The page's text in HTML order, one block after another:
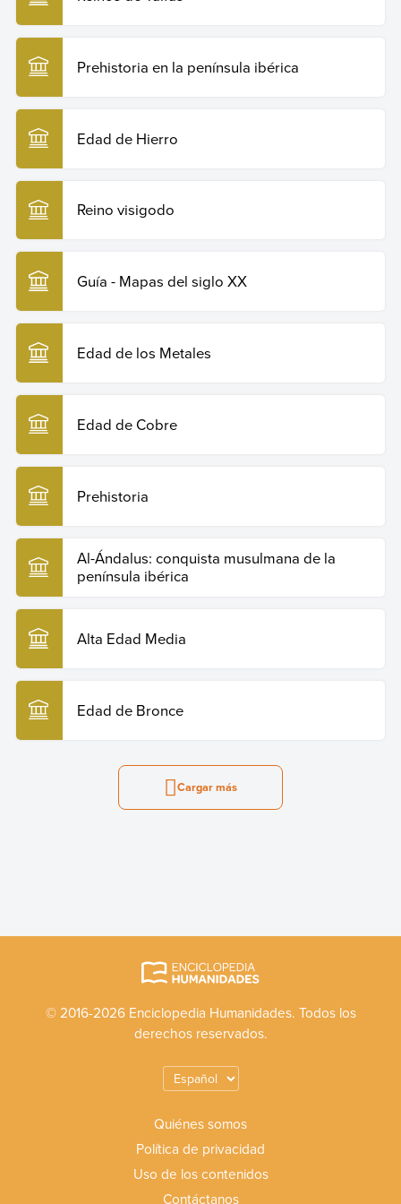
Prehistoria en la península ibérica
Edad de Hierro
Reino visigodo
Guía - Mapas del siglo XX
Edad de los Metales
Edad de Cobre
Prehistoria
Al-Ándalus: conquista musulmana de la
península ibérica
Alta Edad Media
Edad de Bronce
Cargar más
© 2016-2026 Enciclopedia Humanidades. Todos los
derechos reservados.
Quiénes somos
Política de privacidad
Uso de los contenidos
Contáctanos